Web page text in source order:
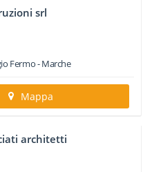
srl
Fermo -Marche
Mappa
architetti